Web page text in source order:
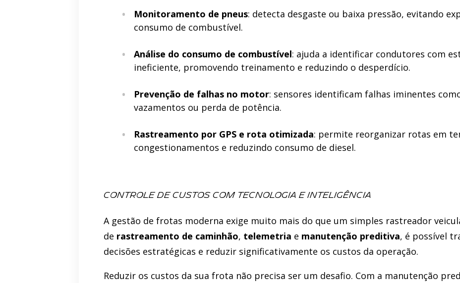
Monitoramento de pneus: detecta desgaste ou baixa pressão, evitando
consumo de combustível.
Análise do consumo de combustível: ajuda a identificar condutores com
ineficiente, promovendo treinamento e reduzindo o desperdício.
Prevenção de falhas no motor: sensores identificam falhas iminentes
vazamentos ou perda de potência.
Rastreamento por GPS e rota otimizada: permite reorganizar rotas em
congestionamentos e reduzindo consumo de diesel.
Controle de custos com tecnologia e inteligência
A gestão de frotas moderna exige muito mais do que um simples rastreador
de rastreamento de caminhão, telemetria e manutenção preditiva, é possível
decisões estratégicas e reduzir significativamente os custos da operação.
Reduzir os custos da sua frota não precisa ser um desafio. Com a manutenção